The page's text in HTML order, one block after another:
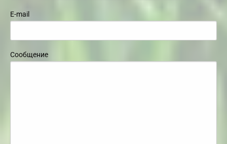
E-mail
Сообщение